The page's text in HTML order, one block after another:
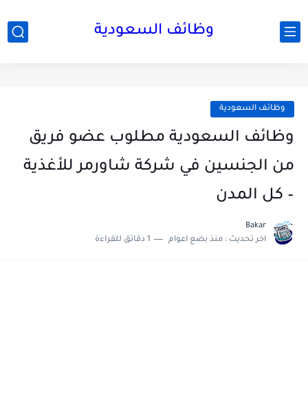
وظائف السعودية
وظائف السعودية
وظائف السعودية مطلوب عضو فريق
من الجنسين في شركة شاورمر للأغذية
– كل المدن
Bakar
اخر تحديث : منذ بضع اعوام 1 دقائق للقراءة